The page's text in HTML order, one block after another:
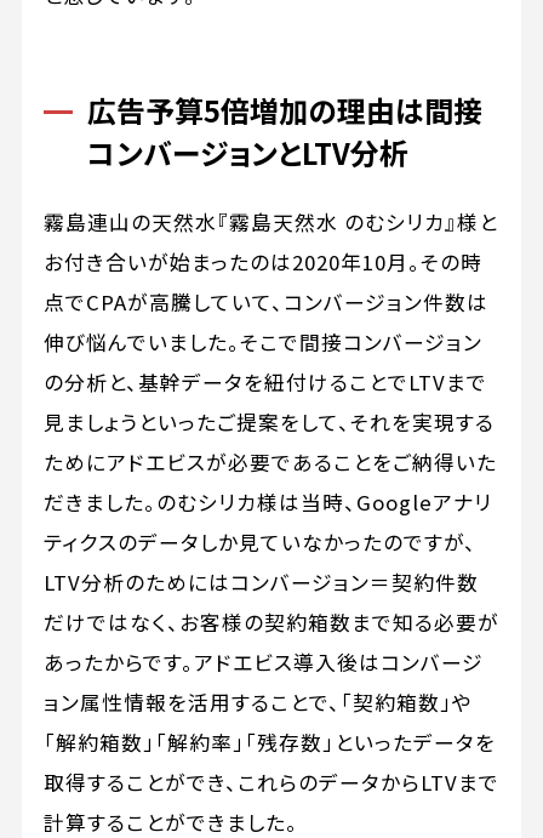
広告予算5倍増加の理由は間接
コンバージョンとLTV分析
霧島連山の天然水『霧島天然水 のむシリカ』様と
お付き合いが始まったのは2020年10月。その時
点でCPAが高騰していて、コンバージョン件数は
伸び悩んでいました。そこで間接コンバージョン
の分析と、基幹データを紐付けることでLTVまで
見ましょうといったご提案をして、それを実現する
ためにアドエビスが必要であることをご納得いた
だきました。のむシリカ様は当時、Googleアナリ
ティクスのデータしか見ていなかったのですが、
LTV分析のためにはコンバージョン＝契約件数
だけではなく、お客様の契約箱数まで知る必要が
あったからです。アドエビス導入後はコンバージ
ョン属性情報を活用することで、「契約箱数」や
「解約箱数」「解約率」「残存数」といったデータを
取得することができ、これらのデータからLTVまで
計算することができました。